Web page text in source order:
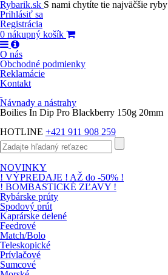
Rybarik.sk S nami chytíte tie najväčšie ryby
Prihlásiť sa
Registrácia
0 nákupný košík
O nás
Obchodné podmienky
Reklamácie
Kontakt
Návnady a nástrahy
Boilies In Dip Pro Blackberry 150g 20mm
HOTLINE +421 911 908 259
NOVINKY
! VÝPREDAJE ! AŽ do -50% !
! BOMBASTICKÉ ZĽAVY !
Rybárske prúty
Spodový prút
Kaprárske delené
Feedrové
Match/Bolo
Teleskopické
Prívlačové
Sumcové